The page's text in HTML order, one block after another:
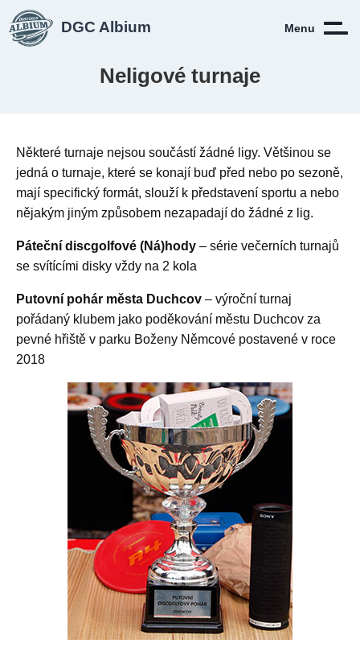
DGC Albium Menu
Neligové turnaje
Některé turnaje nejsou součástí žádné ligy. Většinou se
jedná o turnaje, které se konají buď před nebo po sezoně,
mají specifický formát, slouží k představení sportu a nebo
nějakým jiným způsobem nezapadají do žádné z lig.
Páteční discgolfové (Ná)hody – série večerních turnajů
se svítícími disky vždy na 2 kola
Putovní pohár města Duchcov – výroční turnaj
pořádaný klubem jako poděkování městu Duchcov za
pevné hřiště v parku Boženy Němcové postavené v roce
2018